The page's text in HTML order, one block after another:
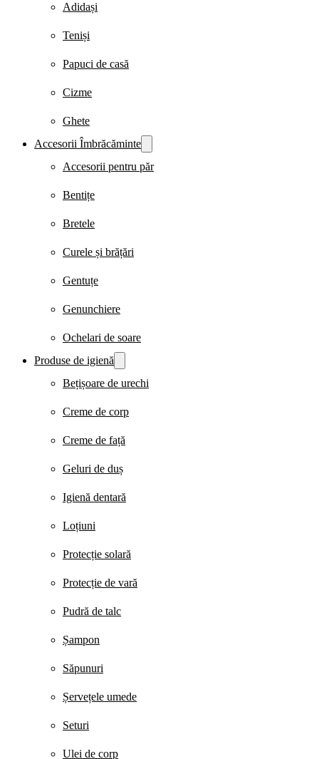
Adidași
Teniși
Papuci de casă
Cizme
Ghete
Accesorii Îmbrăcăminte
Accesorii pentru păr
Bentițe
Bretele
Curele și brățări
Gentuțe
Genunchiere
Ochelari de soare
Produse de igienă
Bețișoare de urechi
Creme de corp
Creme de față
Geluri de duș
Igienă dentară
Loțiuni
Protecție solară
Protecție de vară
Pudră de talc
Șampon
Săpunuri
Șervețele umede
Seturi
Ulei de corp